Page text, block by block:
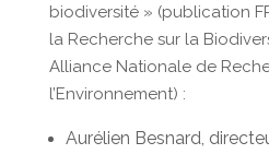
biodiversité » (publication
la Recherche sur la
Alliance Nationale de
l’Environnement) :
Aurélien Besnard,